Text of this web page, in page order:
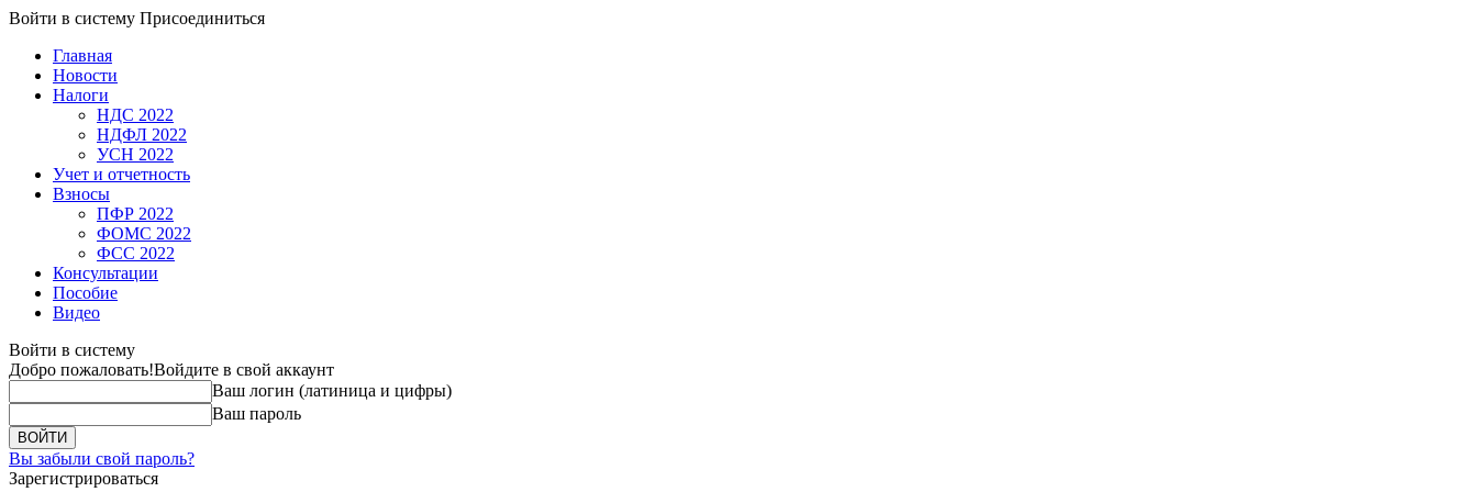
Войти в систему Присоединиться
Главная
Новости
Налоги
НДС 2022
НДФЛ 2022
УСН 2022
Учет и отчетность
Взносы
ПФР 2022
ФОМС 2022
ФСС 2022
Консультации
Пособие
Видео
Войти в систему
Добро пожаловать!Войдите в свой аккаунт
Ваш логин (латиница и цифры)
Ваш пароль
Вы забыли свой пароль?
Зарегистрироваться